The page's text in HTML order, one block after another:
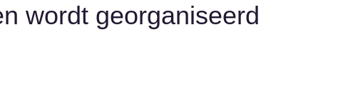
wordt georganiseerd